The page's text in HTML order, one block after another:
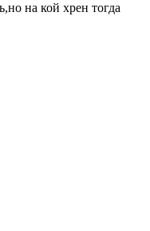
на кой хрен тогда